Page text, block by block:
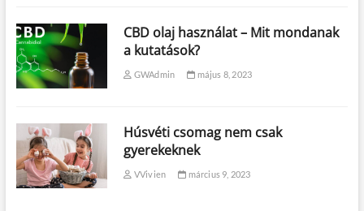
CBD olaj használat – Mit mondanak
a kutatások?
GWAdmin május 8, 2023
Húsvéti csomag nem csak
gyerekeknek
VVivien március 9, 2023